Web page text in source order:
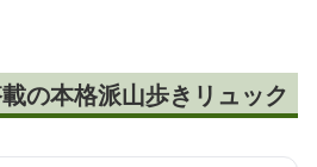
の本格派山歩きリュック